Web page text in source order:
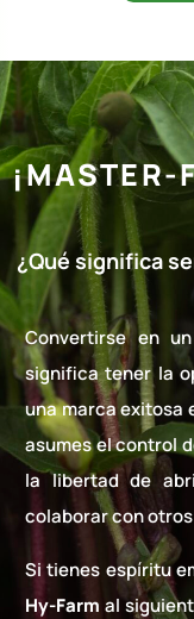
¡MASTER-
¿Qué significa
Convertirse en un
significa tener la
una marca exitosa
asumes el control
la libertad de
colaborar con
Si tienes espíritu
Hy-Farm al